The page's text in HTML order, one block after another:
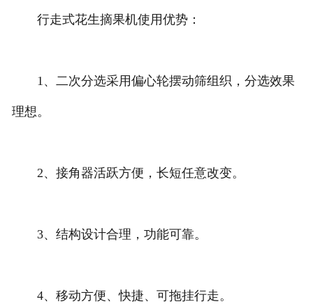
行走式花生摘果机使用优势：
1、二次分选采用偏心轮摆动筛组织，分选效果
理想。
2、接角器活跃方便，长短任意改变。
3、结构设计合理，功能可靠。
4、移动方便、快捷、可拖挂行走。